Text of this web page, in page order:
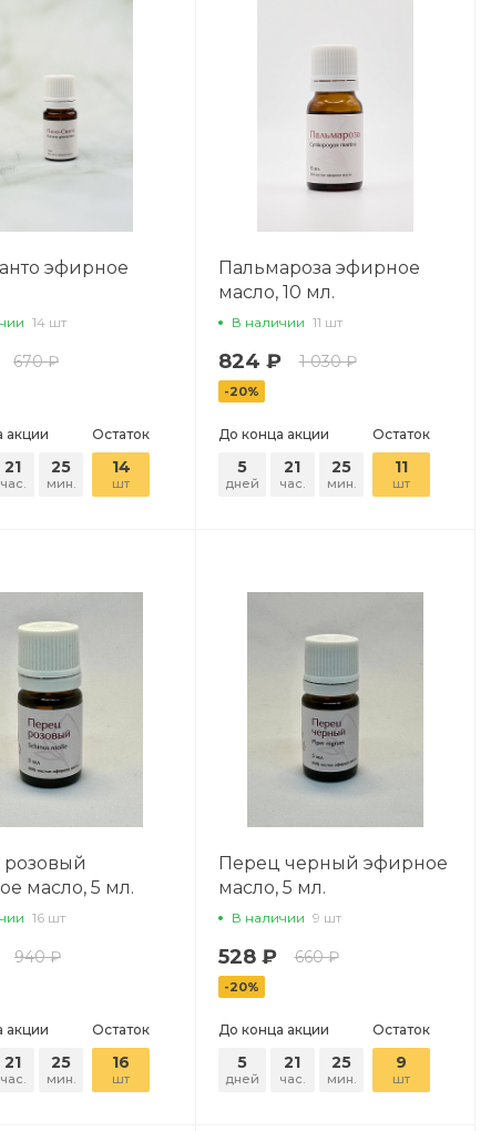
эфирное
14 шт
670 ₽
акции
21
час.
25
мин.
Остаток
14
шт
Пальмароза эфирное
масло, 10 мл.
В наличии 11 шт
824 ₽ 1 030 ₽
-20%
До конца акции
5
дней
21
час.
25
мин.
Остаток
11
шт
масло, 5 мл.
16 шт
940 ₽
акции
21
час.
25
мин.
Остаток
16
шт
Перец черный эфирное
масло, 5 мл.
В наличии 9 шт
528 ₽ 660 ₽
-20%
До конца акции
5
дней
21
час.
25
мин.
Остаток
9
шт